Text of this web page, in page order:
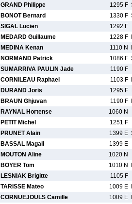
GRAND Philippe 1295 F
BONOT Bernard 1330 F
SIGAL Lucien
1292 F
MEDARD Guillaume 1228 F
MEDINA Kenan 1110 N
NORMAND Patrick 1086 F
SUMARRIVA PAULIN Jade 1190 F
CORNILEAU Raphael 1103 F
DURAND Joris 1295 F
BRAUN Ghjuvan 1190 F
RAYNAL Hortense 1060 N
PETIT Michel
1251 F
PRUNET Alain 1399 E
BASSAL Magali 1399 E
MOUTON Aline 1020 N
BOYER Tom 1010 N
LESNIAK Brigitte
1105 F
TARISSE Mateo 1009 E
CORNUEJOULS Camille 1009 E